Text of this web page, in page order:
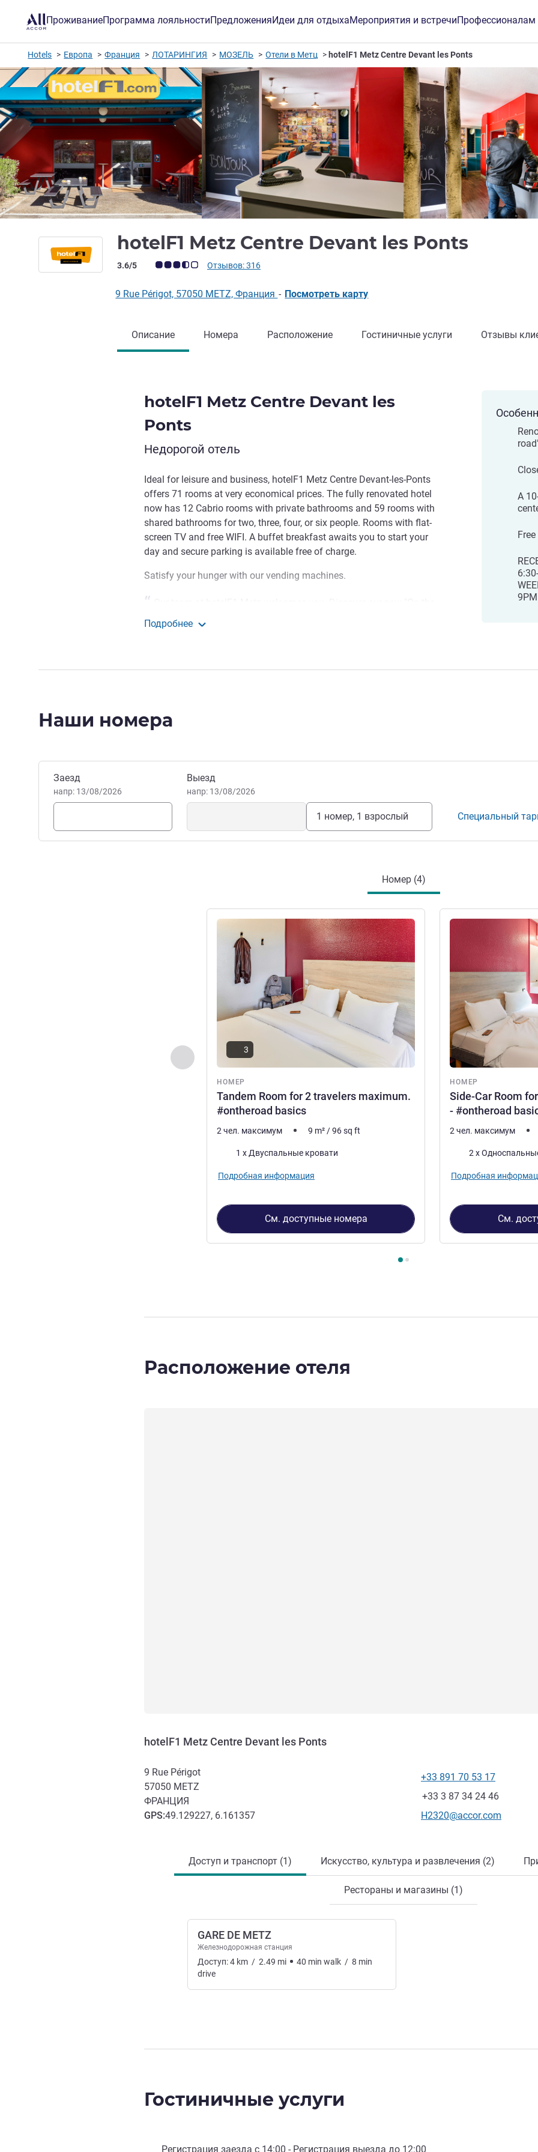
ПроживаниеПрограмма лояльностиПредложенияИдеи для отдыхаМероприятия и встречиПрофессионалам
Hotels Европа Франция ЛОТАРИНГИЯ МОЗЕЛЬ Отели в Метц hotelF1 Metz Centre Devant les Ponts
hotelF1 Metz Centre Devant les Ponts
Примечание: отзывы клиентов (Рейтинг ALL)
3.6/5 Отзывов: 316
9 Rue Périgot, 57050 METZ, Франция - Посмотреть карту
Описание Номера Расположение Гостиничные услуги Отзывы
hotelF1 Metz Centre Devant les
Ponts
Недорогой отель
Ideal for leisure and business, hotelF1 Metz Centre Devant-les-Ponts
offers 71 rooms at very economical prices. The fully renovated hotel
now has 12 Cabrio rooms with private bathrooms and 59 rooms with
shared bathrooms for two, three, four, or six people. Rooms with flat-
screen TV and free WIFI. A buffet breakfast awaits you to start your
day and secure parking is available free of charge.
Satisfy your hunger with our vending machines.
road" concept.
Подробнее
A
9PM
Наши номера
Забронировать этот отель
Заезд
напр: 13/08/2026
Выезд
напр: 13/08/2026
1 номер, 1 взрослый Специальный
Номер (4)
Назад - Номер
НОМЕР
Tandem Room for 2 travelers maximum.
#ontheroad basics
Подробная информация
3
2 чел. максимум 9 m² /96sq ft
Постель1 x Двуспальные кровати
Подробная информация
См. доступные номера
НОМЕР
Side-Car Room
- #ontheroad
Подробная
2 чел. максимум
Постель
2 x
Подробная
См.
Расположение отеля
hotelF1 Metz Centre Devant les Ponts
9 Rue Périgot
57050 METZ
ФРАНЦИЯ
GPS:49.129227, 6.161357
Телефон
+33 891 70 53 17
Факс
+33 3 87 34 24 46
Контактный адрес
H2320@accor.com
Доступ и транспорт (1) Искусство, культура и развлечения (2)
Рестораны и магазины (1)
GARE DE METZ
Железнодорожная станция
Доступ:4 km / 2.49 mi 40 min walk / 8 min
drive
Гостиничные услуги
Регистрация заезда с 14:00 - Регистрация выезда до 12:00